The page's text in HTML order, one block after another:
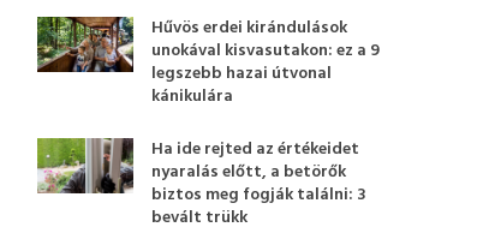
Hűvös erdei kirándulások
unokával kisvasutakon: ez a 9
legszebb hazai útvonal
kánikulára
Ha ide rejted az értékeidet
nyaralás előtt, a betörők
biztos meg fogják találni: 3
bevált trükk